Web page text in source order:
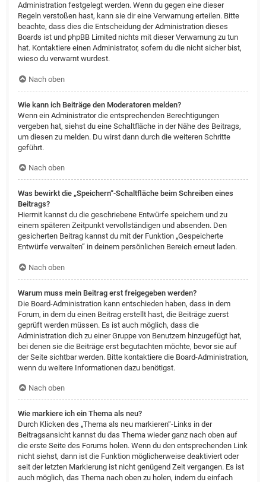
Administration festgelegt werden. Wenn du gegen eine dieser
Regeln verstoßen hast, kann sie dir eine Verwarnung erteilen. Bitte
beachte, dass dies die Entscheidung der Administration dieses
Boards ist und phpBB Limited nichts mit dieser Verwarnung zu tun
hat. Kontaktiere einen Administrator, sofern du die nicht sicher bist,
wieso du verwarnt wurdest.
Nach oben
Wie kann ich Beiträge den Moderatoren melden?
Wenn ein Administrator die entsprechenden Berechtigungen
vergeben hat, siehst du eine Schaltfläche in der Nähe des Beitrags,
um diesen zu melden. Du wirst dann durch die weiteren Schritte
geführt.
Nach oben
Was bewirkt die „Speichern“-Schaltfläche beim Schreiben eines
Beitrags?
Hiermit kannst du die geschriebene Entwürfe speichern und zu
einem späteren Zeitpunkt vervollständigen und absenden. Den
gesicherten Beitrag kannst du mit der Funktion „Gespeicherte
Entwürfe verwalten“ in deinem persönlichen Bereich erneut laden.
Nach oben
Warum muss mein Beitrag erst freigegeben werden?
Die Board-Administration kann entschieden haben, dass in dem
Forum, in dem du einen Beitrag erstellt hast, die Beiträge zuerst
geprüft werden müssen. Es ist auch möglich, dass die
Administration dich zu einer Gruppe von Benutzern hinzugefügt hat,
bei denen sie die Beiträge erst begutachten möchte, bevor sie auf
der Seite sichtbar werden. Bitte kontaktiere die Board-Administration,
wenn du weitere Informationen dazu benötigst.
Nach oben
Wie markiere ich ein Thema als neu?
Durch Klicken des „Thema als neu markieren“-Links in der
Beitragsansicht kannst du das Thema wieder ganz nach oben auf
die erste Seite des Forums holen. Wenn du den entsprechenden Link
nicht siehst, dann ist die Funktion möglicherweise deaktiviert oder
seit der letzten Markierung ist nicht genügend Zeit vergangen. Es ist
auch möglich, das Thema nach oben zu holen, indem du einfach